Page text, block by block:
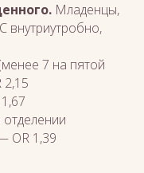
Младенцы,
внутриутробно,
7 на пятой
OR 1,39